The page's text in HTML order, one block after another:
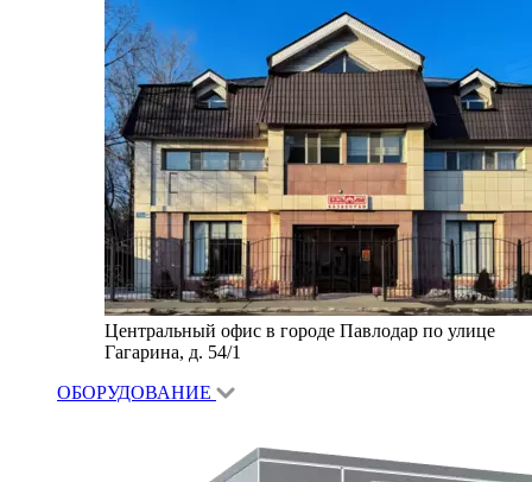
Центральный офис в городе Павлодар по улице
Гагарина, д. 54/1
ОБОРУДОВАНИЕ